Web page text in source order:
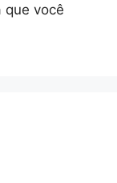
que você